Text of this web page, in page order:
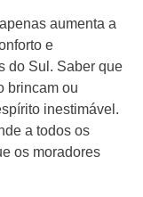
aumenta a
e
do Sul. Saber que
brincam ou
inestimável.
a todos os
os moradores